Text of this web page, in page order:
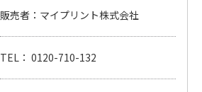
販売者：マイプリント株式会社
TEL： 0120-710-132